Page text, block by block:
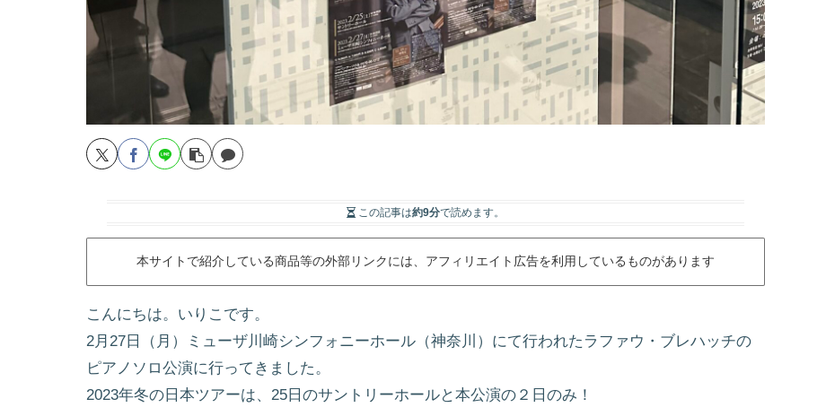
この記事は約9分で読めます。
本サイトで紹介している商品等の外部リンクには、アフィリエイト広告を利用しているものがあります
こんにちは。いりこです。
2月27日（月）ミューザ川崎シンフォニーホール（神奈川）にて行われたラファウ・ブレハッチの
ピアノソロ公演に行ってきました。
2023年冬の日本ツアーは、25日のサントリーホールと本公演の２日のみ！